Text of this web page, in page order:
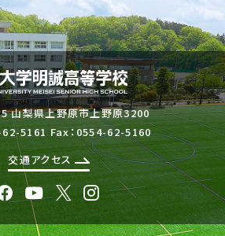
山梨県上野原市上野原3200
5161 Fax：0554-62-5160
交通アクセス